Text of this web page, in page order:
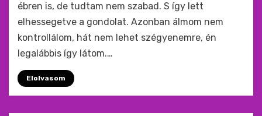
ébren is, de tudtam nem szabad. S így lett
elhessegetve a gondolat. Azonban álmom nem
kontrollálom, hát nem lehet szégyenemre, én
legalábbis így látom.…
Elolvasom